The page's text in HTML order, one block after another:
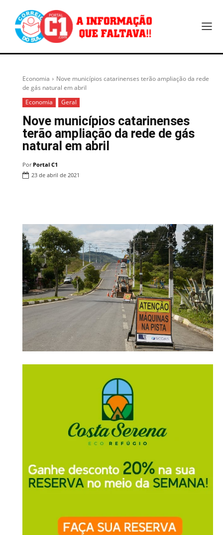
Economia
Nove municípios catarinenses terão ampliação da rede
de gás natural em abril
Economia
Geral
Nove municípios catarinenses
terão ampliação da rede de gás
natural em abril
Por Portal C1
23 de abril de 2021